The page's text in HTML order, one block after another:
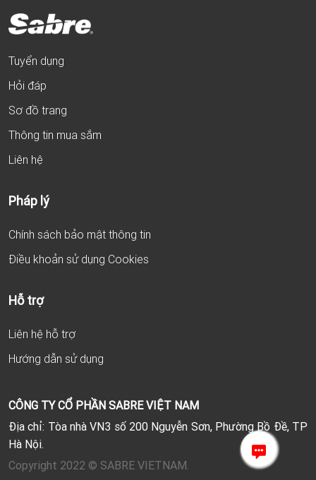
Tuyển dụng
Hỏi đáp
Sơ đồ trang
Thông tin mua sắm
Liên hệ
Pháp lý
Chính sách bảo mật thông tin
Điều khoản sử dụng Cookies
Hỗ trợ
Liên hệ hỗ trợ
Hướng dẫn sử dụng
CÔNG TY CỔ PHẦN SABRE VIỆT NAM
Địa chỉ: Tòa nhà VN3 số 200 Nguyễn Sơn, Phường Bồ Đề, TP
Hà Nội.
Copyright 2022 © SABRE VIETNAM.